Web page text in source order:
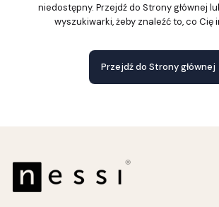
niedostępny. Przejdź do Strony głównej
wyszukiwarki, żeby znaleźć to, co Cię
Przejdź do Strony głównej